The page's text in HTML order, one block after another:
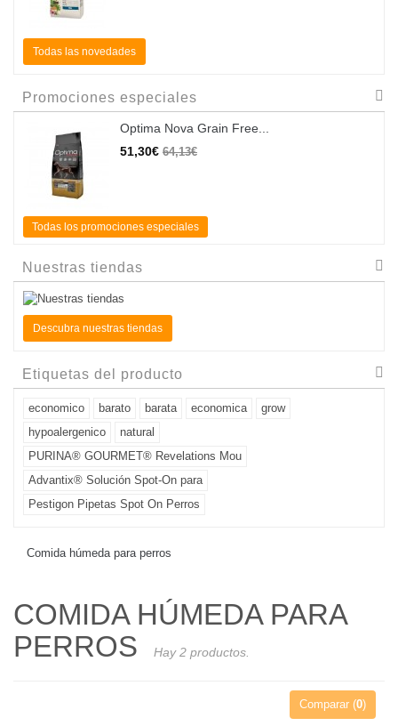
Todas las novedades
Promociones especiales
Optima Nova Grain Free...
51,30€ 64,13€
Todas los promociones especiales
Nuestras tiendas
Descubra nuestras tiendas
Etiquetas del producto
economico barato barata economica
grow
hypoalergenico
natural
PURINA® GOURMET® Revelations Mou
Advantix® Solución Spot-On para
Pestigon Pipetas Spot On Perros
Comida húmeda para perros
COMIDA HÚMEDA PARA
PERROS
Hay 2 productos.
Comparar (0)